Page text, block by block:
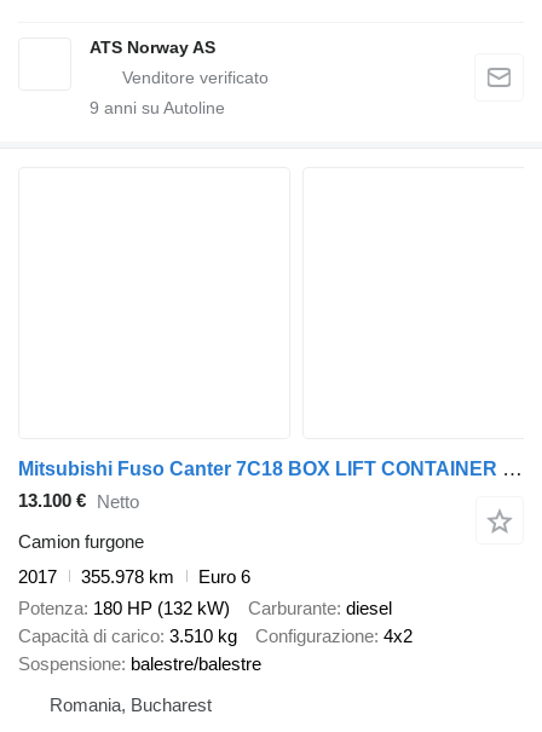
ATS Norway AS
9 anni su Autoline
Mitsubishi Fuso Canter 7C18 BOX LIFT CONTAINER 1.HAND
13.100 € Netto
Camion furgone
2017
355.978 km
Euro 6
Potenza 180 HP (132 kW) Carburante diesel
Capacità di carico 3.510 kg Configurazione 4x2
Sospensione balestre/balestre
Romania, Bucharest